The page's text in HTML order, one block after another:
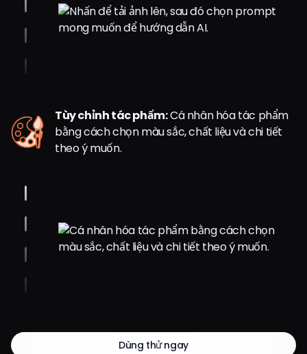
Tùy chỉnh tác phẩm:Cá nhân hóa tác phẩm
bằng cách chọn màu sắc, chất liệu và chi tiết
theo ý muốn.
Dùng thử ngay